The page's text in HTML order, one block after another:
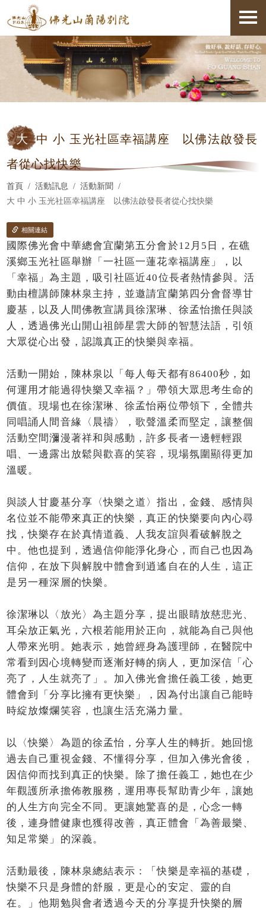
大
中 小 玉光社區幸福講座 以佛法啟發長
者從心找快樂
首頁 活動訊息
活動新聞
大 中 小 玉光社區幸福講座 以佛法啟發長者從心找快樂
相關連結
國際佛光會中華總會宜蘭第五分會於12月5日，在礁
溪鄉玉光社區舉辦「一社區一蓮花幸福講座」，以
「幸福」為主題，吸引社區近40位長者熱情參與。活
動由檀講師陳林泉主持，並邀請宜蘭第四分會督導甘
慶基，以及人間佛教宣講員徐潔琳、徐孟怡擔任與談
人，透過佛光山開山祖師星雲大師的智慧法語，引領
大眾從心出發，認識真正的快樂與幸福。
活動一開始，陳林泉以「每人每天都有86400秒，如
何運用才能過得快樂又幸福？」帶領大眾思考生命的
價值。現場也在徐潔琳、徐孟怡兩位帶領下，全體共
同唱誦人間音緣〈晨禱〉，歌聲溫柔而堅定，讓整個
活動空間瀰漫著祥和與感動，許多長者一邊輕輕跟
唱、一邊露出放鬆與歡喜的笑容，現場氛圍顯得更加
溫暖。
與談人甘慶基分享〈快樂之道〉指出，金錢、感情與
名位並不能帶來真正的快樂，真正的快樂要向內心尋
找，快樂存在於真情道義、人我友誼與看破解脫之
中。他也提到，透過信仰能淨化身心，而自己也因為
信仰，在放下與解脫中體會到逍遙自在的人生，這正
是另一種深層的快樂。
徐潔琳以〈放光〉為主題分享，提出眼睛放慈悲光、
耳朵放正氣光，六根若能用於正向，就能為自己與他
人帶來光明。她表示，她曾經身為護理師，在醫院中
常看到因心境轉變而逐漸好轉的病人，更加深信「心
亮了，人生就亮了」。加入佛光會擔任義工後，她更
體會到「分享比擁有更快樂」，因為付出讓自己能時
時綻放燦爛笑容，也讓生活充滿力量。
以〈快樂〉為題的徐孟怡，分享人生的轉折。她回憶
過去自己重視金錢、不懂得分享，但加入佛光會後，
因信仰而找到真正的快樂。除了擔任義工，她也在少
年觀護所承擔佈教服務，運用專長幫助青少年，讓她
的人生方向完全不同。更讓她驚喜的是，心念一轉
後，連身體健康也獲得改善，真正體會「為善最樂、
知足常樂」的深義。
活動最後，陳林泉總結表示：「快樂是幸福的基礎，
快樂不只是身體的舒服，更是心的安定、靈的自
在。」他期勉與會者透過今天的分享提升快樂的層